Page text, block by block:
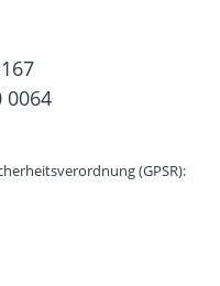
0064
(GPSR):